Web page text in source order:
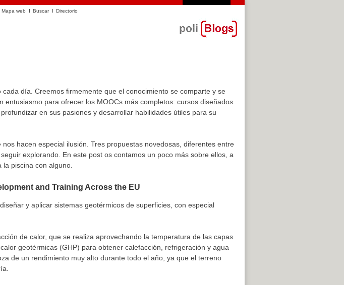
Mapa web Buscar Directorio
día. Creemos firmemente que el conocimiento se comparte y se
entusiasmo para ofrecer los MOOCs más completos: cursos diseñados
en sus pasiones y desarrollar habilidades útiles para su
hacen especial ilusión. Tres propuestas novedosas, diferentes entre
explorando. En este post os contamos un poco más sobre ellos, a
piscina con alguno.
and Training Across the EU
y aplicar sistemas geotérmicos de superficies, con especial
de calor, que se realiza aprovechando la temperatura de las capas
geotérmicas (GHP) para obtener calefacción, refrigeración y agua
de un rendimiento muy alto durante todo el año, ya que el terreno